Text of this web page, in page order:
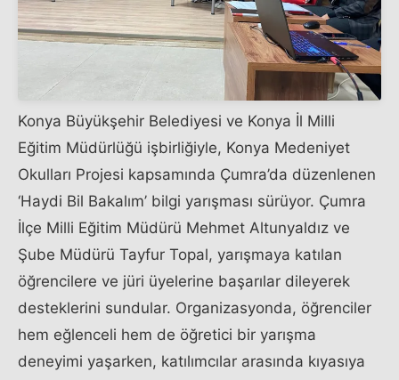
Konya Büyükşehir Belediyesi ve Konya İl Milli
Eğitim Müdürlüğü işbirliğiyle, Konya Medeniyet
Okulları Projesi kapsamında Çumra’da düzenlenen
‘Haydi Bil Bakalım’ bilgi yarışması sürüyor. Çumra
İlçe Milli Eğitim Müdürü Mehmet Altunyaldız ve
Şube Müdürü Tayfur Topal, yarışmaya katılan
öğrencilere ve jüri üyelerine başarılar dileyerek
desteklerini sundular. Organizasyonda, öğrenciler
hem eğlenceli hem de öğretici bir yarışma
deneyimi yaşarken, katılımcılar arasında kıyasıya